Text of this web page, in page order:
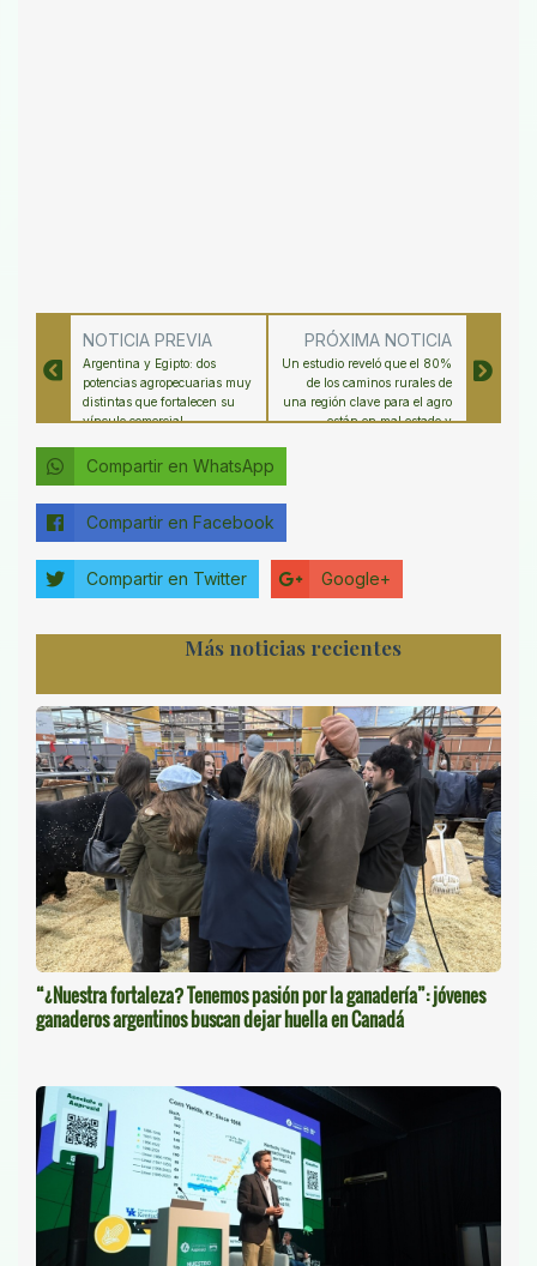
NOTICIA PREVIA
Argentina y Egipto: dos
potencias agropecuarias muy
distintas que fortalecen su
vínculo comercial
PRÓXIMA NOTICIA
Un estudio reveló que el 80%
de los caminos rurales de
una región clave para el agro
están en mal estado y
Compartir en WhatsApp
Compartir en Facebook
Compartir en Twitter Google+
Más noticias recientes
“¿Nuestra fortaleza? Tenemos pasión por la ganadería”: jóvenes
ganaderos argentinos buscan dejar huella en Canadá